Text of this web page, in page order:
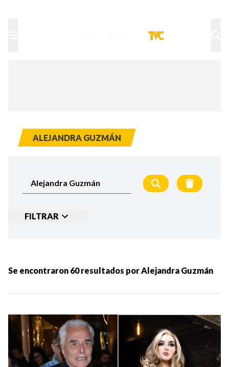
ALEJANDRA GUZMÁN
FILTRAR
MÁS RECIENTES
MENOS RECIENTES
Periodo:
Se encontraron 60 resultados porAlejandra Guzmán